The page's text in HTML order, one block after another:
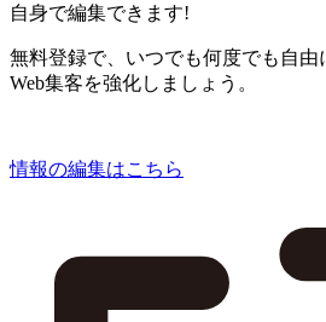
自身で編集できます!
無料登録で、いつでも何度でも自由
Web集客を強化しましょう。
情報の編集はこちら